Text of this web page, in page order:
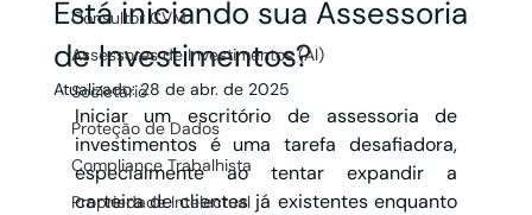
Consultor CVM
Assessores de Investimentos (AI)
Societário
Proteção de Dados
Compliance Trabalhista
Propriedade Intelectual
Está iniciando sua Assessoria
de Investimentos?
Atualizado:28 de abr. de 2025
Iniciar um escritório de assessoria de
investimentos é uma tarefa desafiadora,
especialmente ao tentar expandir a
carteira de clientes já existentes enquanto